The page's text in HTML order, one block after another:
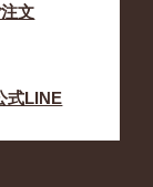
文
式LINE